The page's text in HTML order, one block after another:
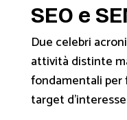
SEO e
Due celebri
attività distinte
fondamentali per
target